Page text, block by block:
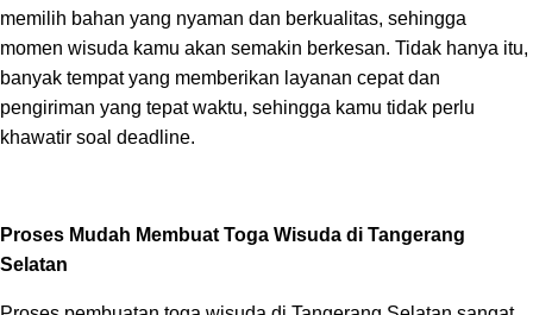
memilih bahan yang nyaman dan berkualitas, sehingga
momen wisuda kamu akan semakin berkesan. Tidak hanya itu,
banyak tempat yang memberikan layanan cepat dan
pengiriman yang tepat waktu, sehingga kamu tidak perlu
khawatir soal deadline.
Proses Mudah Membuat Toga Wisuda di Tangerang
Selatan